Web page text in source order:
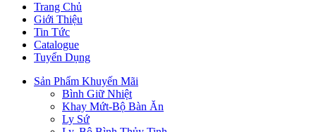
Trang Chủ
Giới Thiệu
Tin Tức
Catalogue
Tuyển Dụng
Sản Phẩm Khuyến Mãi
Bình Giữ Nhiệt
Khay Mứt-Bộ Bàn Ăn
Ly Sứ